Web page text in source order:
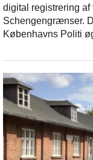
digital registrering
Schengengrænser.
Københavns Politi